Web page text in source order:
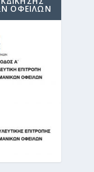
ΟΦΕΙΛΩΝ